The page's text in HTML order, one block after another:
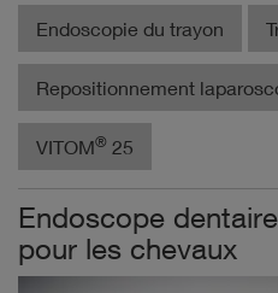
Endoscopie du trayon
Repositionnement
VITOM® 25
Endoscope
pour les chevaux